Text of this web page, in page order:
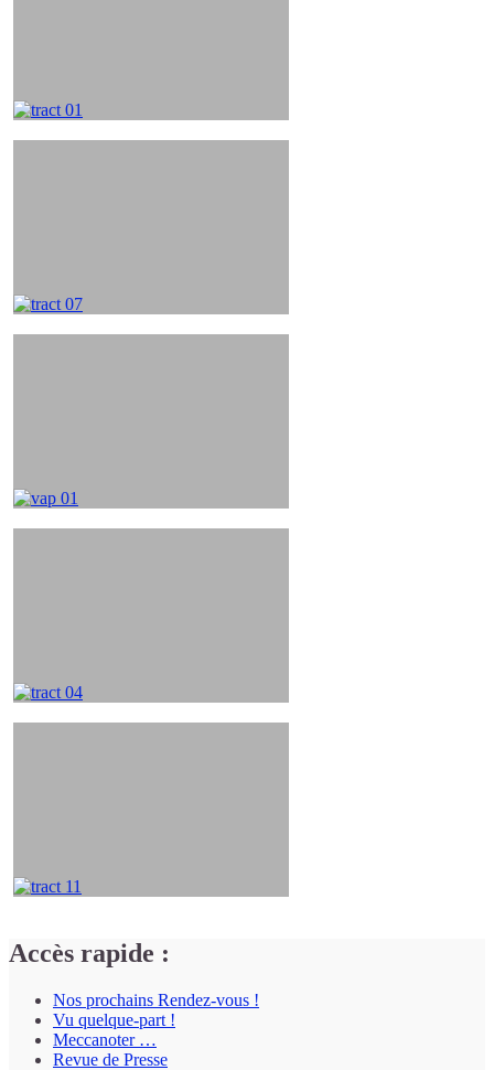
Accès rapide :
Nos prochains Rendez-vous !
Vu quelque-part !
Meccanoter …
Revue de Presse